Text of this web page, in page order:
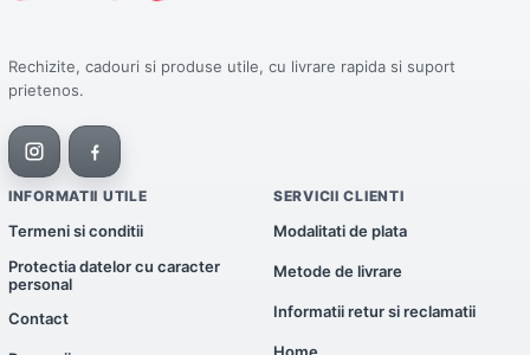
Rechizite, cadouri si produse utile, cu livrare rapida si suport
prietenos.
INFORMATII UTILE
Termeni si conditii
Protectia datelor cu caracter
personal
Contact
SERVICII CLIENTI
Modalitati de plata
Metode de livrare
Informatii retur si reclamatii